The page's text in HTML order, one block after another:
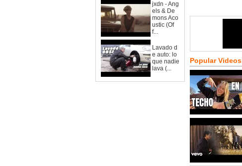
jxdn - Ang
els & De
mons Aco
ustic (Of
f...
Lavado d
e auto: lo
que nadie
lava (...
Popular Videos